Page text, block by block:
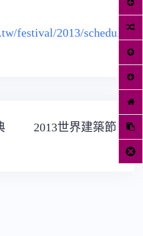
festival/2013/schedul
2013世界建築節